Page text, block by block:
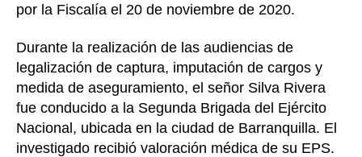
por la Fiscalía el 20 de noviembre de 2020.
Durante la realización de las audiencias de
legalización de captura, imputación de cargos y
medida de aseguramiento, el señor Silva Rivera
fue conducido a la Segunda Brigada del Ejército
Nacional, ubicada en la ciudad de Barranquilla. El
investigado recibió valoración médica de su EPS.